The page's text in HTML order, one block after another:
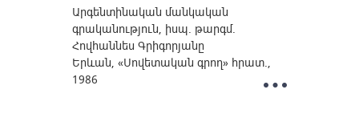
Արգենտինական մանկական
գրականություն, իսպ. թարգմ.
Հովհաննես Գրիգորյանը
Երևան, «Սովետական գրող» հրատ.,
1986